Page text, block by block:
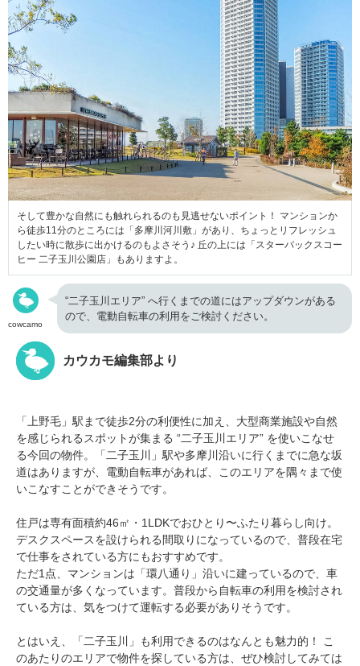
そして豊かな自然にも触れられるのも見逃せないポイント！ マンションか
ら徒歩11分のところには「多摩川河川敷」があり、ちょっとリフレッシュ
したい時に散歩に出かけるのもよさそう♪ 丘の上には「スターバックスコー
ヒー 二子玉川公園店」もありますよ。
cowcamo
“二子玉川エリア” へ行くまでの道にはアップダウンがある
ので、電動自転車の利用をご検討ください。
カウカモ編集部より
「上野毛」駅まで徒歩2分の利便性に加え、大型商業施設や自然
を感じられるスポットが集まる “二子玉川エリア” を使いこなせ
る今回の物件。「二子玉川」駅や多摩川沿いに行くまでに急な坂
道はありますが、電動自転車があれば、このエリアを隅々まで使
いこなすことができそうです。
住戸は専有面積約46㎡・1LDKでおひとり〜ふたり暮らし向け。
デスクスペースを設けられる間取りになっているので、普段在宅
で仕事をされている方にもおすすめです。
ただ1点、マンションは「環八通り」沿いに建っているので、車
の交通量が多くなっています。普段から自転車の利用を検討され
ている方は、気をつけて運転する必要がありそうです。
とはいえ、「二子玉川」も利用できるのはなんとも魅力的！ こ
のあたりのエリアで物件を探している方は、ぜひ検討してみては